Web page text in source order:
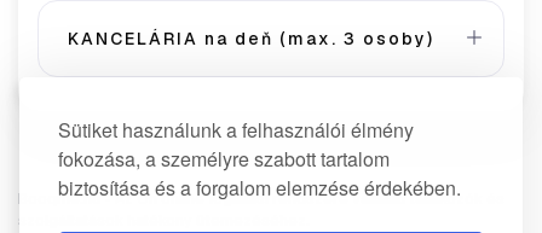
Sütiket használunk a felhasználói élmény
fokozása, a személyre szabott tartalom
biztosítása és a forgalom elemzése érdekében.
KANCELÁRIA na deň (max. 3 osoby)
Booqme.hu - Az Önonline foglalási rendszerevállalati találkozók és
szolgáltatások hatékony ütemezéséhez.